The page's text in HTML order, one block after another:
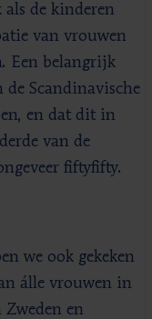
de kinderen
van vrouwen
Een belangrijk
Scandinavische
en dat dit in
van de
fifty­fifty.
we ook gekeken
álle vrouwen in
en